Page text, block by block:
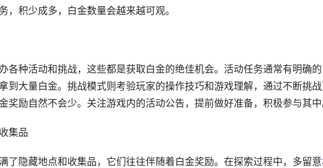
，积少成多，白金数量会越来越可观。
各种活动和挑战，这些都是获取白金的绝佳机会。活动任务通常有明确
到大量白金。挑战模式则考验玩家的操作技巧和游戏理解，通过不断挑
奖励自然不会少。关注游戏内的活动公告，提前做好准备，积极参与其中
集品
了隐藏地点和收集品，它们往往伴随着白金奖励。在探索过程中，多留意